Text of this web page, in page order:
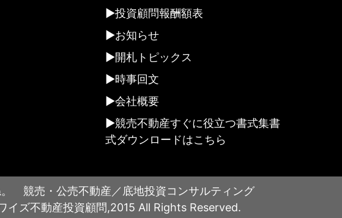
投資顧問報酬額表
お知らせ
開札トピックス
時事回文
会社概要
競売不動産すぐに役立つ書式集書
式ダウンロードはこちら
競売・公売不動産／底地投資コンサルティング
ズ不動産投資顧問,2015 All Rights Reserved.